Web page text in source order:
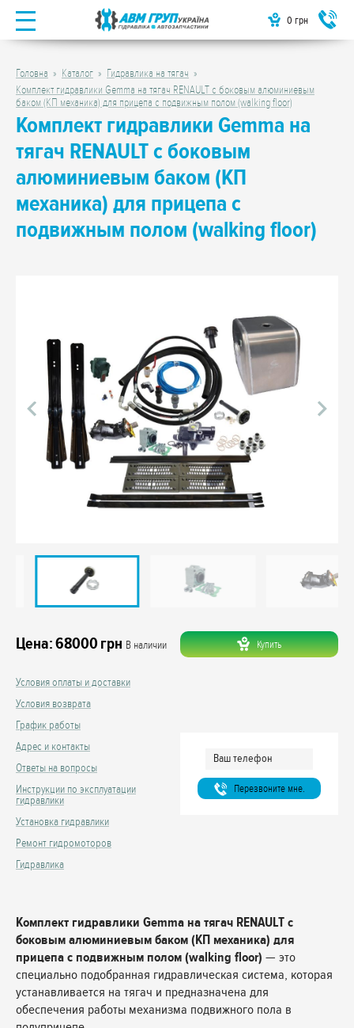
0 грн
Головна Каталог
Гидравлика на тягач
Комплект гидравлики Gemma на тягач RENAULT с боковым алюминиевым
баком (КП механика) для прицепа с подвижным полом (walking floor)
Комплект гидравлики Gemma на
тягач RENAULT с боковым
алюминиевым баком (КП
механика) для прицепа с
подвижным полом (walking floor)
Цена:68000 грн В наличии Купить
Условия оплаты и доставки
Условия возврата
График работы
Адрес и контакты
Ответы на вопросы
Инструкции по эксплуатации
гидравлики
Установка гидравлики
Ремонт гидромоторов
Гидравлика
Перезвоните мне.
Комплект гидравлики Gemma на тягач RENAULT с
боковым алюминиевым баком (КП механика) для
прицепа с подвижным полом (walking floor) — это
специально подобранная гидравлическая система, которая
устанавливается на тягач и предназначена для
обеспечения работы механизма подвижного пола в